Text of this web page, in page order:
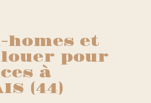
homes et
pour
à
(44)